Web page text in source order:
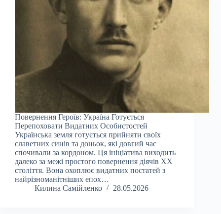
Повернення Героїв: Україна Готується
Перепоховати Видатних Особистостей
Українська земля готується прийняти своїх
славетних синів та доньок, які довгий час
спочивали за кордоном. Ця ініціатива виходить
далеко за межі простого повернення діячів ХХ
століття. Вона охоплює видатних постатей з
найрізноманітніших епох…
Килина Самійленко
28.05.2026